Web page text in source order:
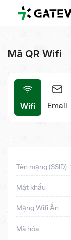
QRGateway
Mã QR Wifi
Wifi Email
Tên mạng (SSID)
Mật khẩu
Mạng Wifi Ẩn
Mã hóa